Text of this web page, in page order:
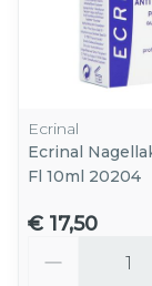
Ecrinal
Ecrinal
Fl 10ml 20204
€ 17,50